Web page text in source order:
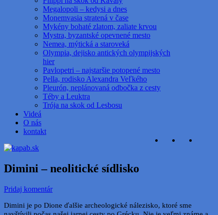
Megalopoli – kedysi a dnes
Monemvasia stratená v čase
Mykény bohaté zlatom, zaliate krvou
Mystra, byzantské opevnené mesto
Nemea, mýtická a staroveká
Olympia, dejisko antických olympijských
hier
Pavlopetri – najstaršie potopené mesto
Pella, rodisko Alexandra Veľkého
Pleurón, neplánovaná odbočka z cesty
Téby a Leuktra
Trója na skok od Lesbosu
Videá
O nás
kontakt
Dimini – neolitické sídlisko
Pridaj komentár
Dimini je po Dione ďalšie archeologické nálezisko, ktoré sme